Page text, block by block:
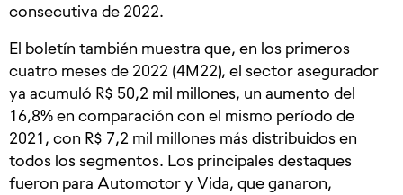
consecutiva de 2022.
El boletín también muestra que, en los primeros
cuatro meses de 2022 (4M22), el sector asegurador
ya acumuló R$ 50,2 mil millones, un aumento del
16,8% en comparación con el mismo período de
2021, con R$ 7,2 mil millones más distribuidos en
todos los segmentos. Los principales destaques
fueron para Automotor y Vida, que ganaron,